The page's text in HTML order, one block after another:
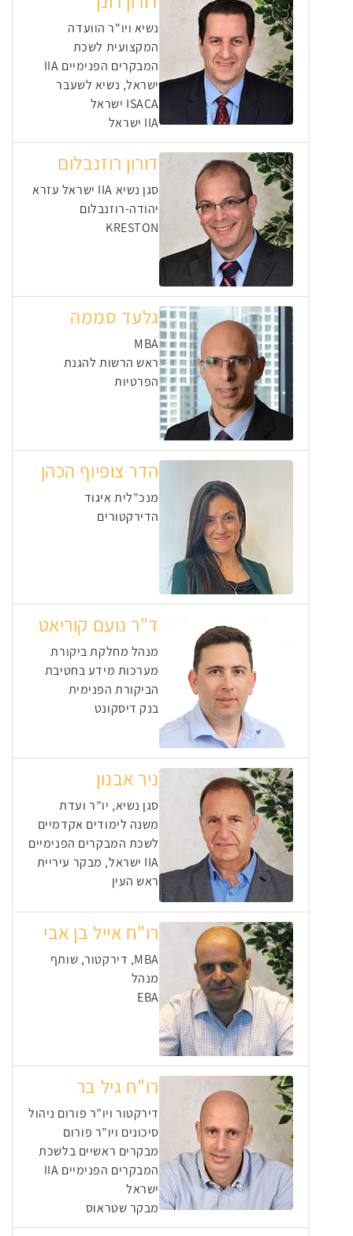
נשיא ויו"ר הוועדה
המקצועית לשכת
המבקרים הפנימיים IIA
ישראל, נשיא לשעבר
ISACA ישראל
IIA ישראל
דורון רוזנבלום
סגן נשיא IIA ישראל עזרא
יהודה-רוזנבלום
KRESTON
גלעד סממה
MBA
ראש הרשות להגנת
הפרטיות
הדר צופיוף הכהן
מנכ”לית איגוד
הדירקטורים
ד"ר נועם קוריאט
מנהל מחלקת ביקורת
מערכות מידע בחטיבת
הביקורת הפנימית
בנק דיסקונט
ניר אבנון
סגן נשיא, יו”ר ועדת
משנה לימודים אקדמיים
לשכת המבקרים הפנימיים
IIA ישראל, מבקר עיריית
ראש העין
רו"ח אייל בן אבי
MBA, דירקטור, שותף
מנהל
EBA
רו"ח גיל בר
דירקטור ויו”ר פורום ניהול
סיכונים ויו”ר פורום
מבקרים ראשיים בלשכת
המבקרים הפנימיים IIA
ישראל
מבקר שטראוס